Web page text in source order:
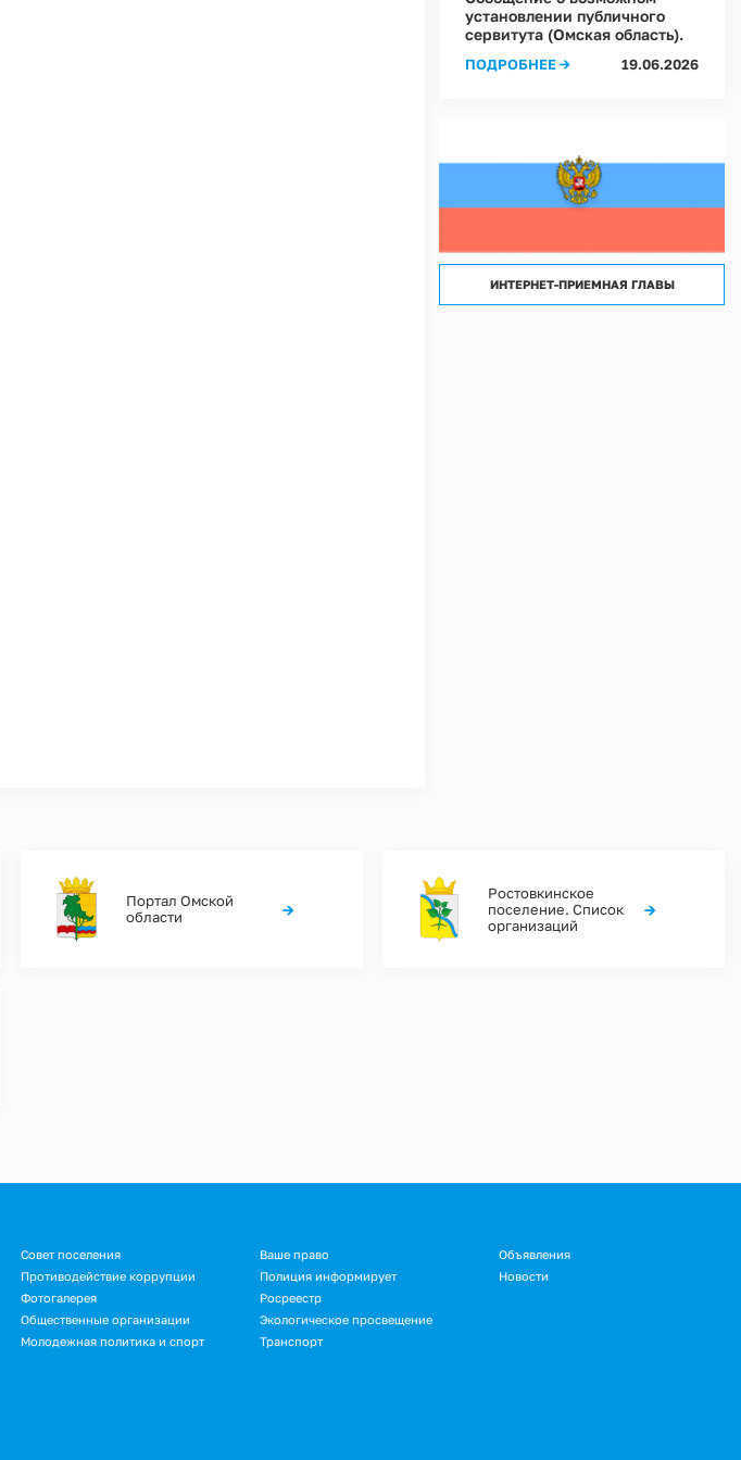
Сведения об установлении классов (подклассов) условий труда на рабочих местах в Администрации Ростовкинского
Сведения об установлении классов (подклассов) условий труда на рабочих местах в МКУ "Хозяйственное управление
установлении публичного
сервитута (Омская область).
ПОДРОБНЕЕ → 19.06.2026
ИНТЕРНЕТ-ПРИЕМНАЯ ГЛАВЫ
Портал Омской
области
→
Ростовкинское
поселение. Список
организаций
→
Совет поселения
Противодействие коррупции
Фотогалерея
Общественные организации
Молодежная политика и спорт
Ваше право
Полиция информирует
Росреестр
Экологическое просвещение
Транспорт
Объявления
Новости